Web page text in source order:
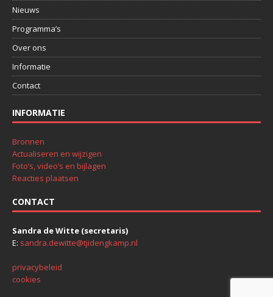
Nieuws
Programma’s
Over ons
Informatie
Contact
INFORMATIE
Bronnen
Actualiseren en wijzigen
Foto’s, video’s en bijlagen
Reacties plaatsen
CONTACT
Sandra de Witte (secretaris)
E: sandra.dewitte@tjidengkamp.nl
privacybeleid
cookies